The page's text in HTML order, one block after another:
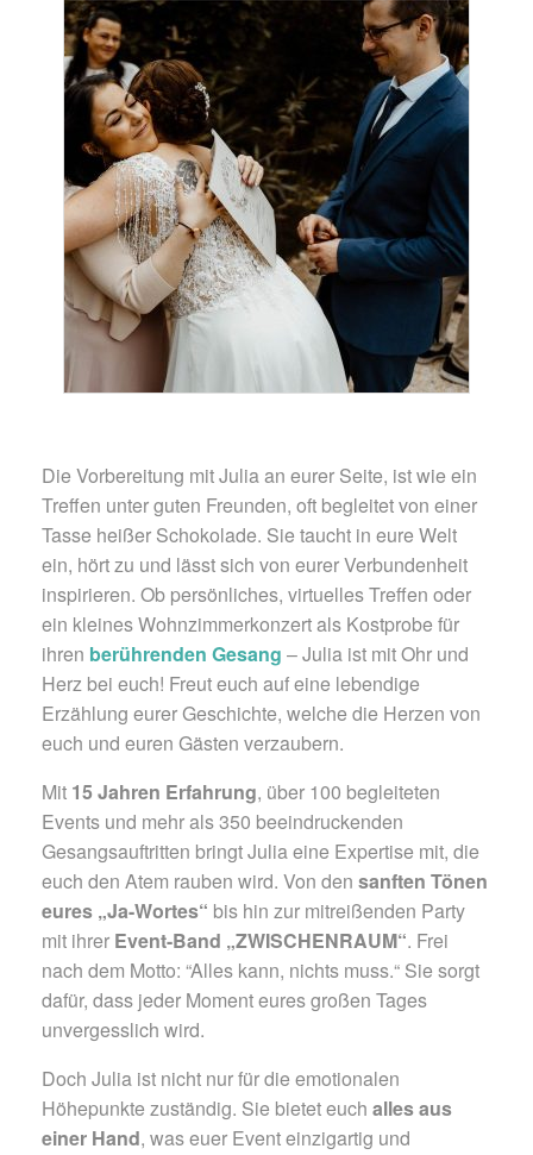
Die Vorbereitung mit Julia an eurer Seite, ist wie ein
Treffen unter guten Freunden, oft begleitet von einer
Tasse heißer Schokolade. Sie taucht in eure Welt
ein, hört zu und lässt sich von eurer Verbundenheit
inspirieren. Ob persönliches, virtuelles Treffen oder
ein kleines Wohnzimmerkonzert als Kostprobe für
ihren berührenden Gesang – Julia ist mit Ohr und
Herz bei euch! Freut euch auf eine lebendige
Erzählung eurer Geschichte, welche die Herzen von
euch und euren Gästen verzaubern.
Mit 15 Jahren Erfahrung, über 100 begleiteten
Events und mehr als 350 beeindruckenden
Gesangsauftritten bringt Julia eine Expertise mit, die
euch den Atem rauben wird. Von den sanften Tönen
eures „Ja-Wortes“ bis hin zur mitreißenden Party
mit ihrer Event-Band „ZWISCHENRAUM“. Frei
nach dem Motto: “Alles kann, nichts muss.“ Sie sorgt
dafür, dass jeder Moment eures großen Tages
unvergesslich wird.
Doch Julia ist nicht nur für die emotionalen
Höhepunkte zuständig. Sie bietet euch alles aus
einer Hand, was euer Event einzigartig und